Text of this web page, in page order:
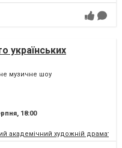
українських
музичне шоу
18:00
академічний художній